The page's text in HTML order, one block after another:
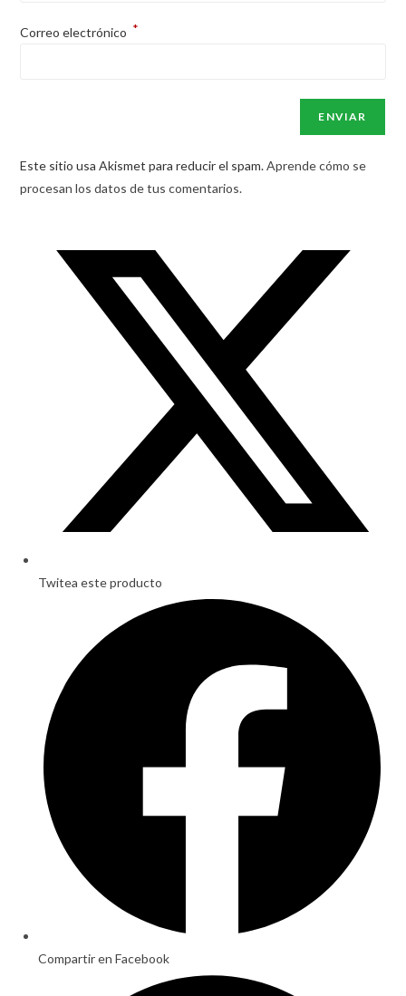
Correo electrónico *
Este sitio usa Akismet para reducir el spam.Aprende cómo se
procesan los datos de tus comentarios.
Twitea este producto
window
Compartir en Facebook